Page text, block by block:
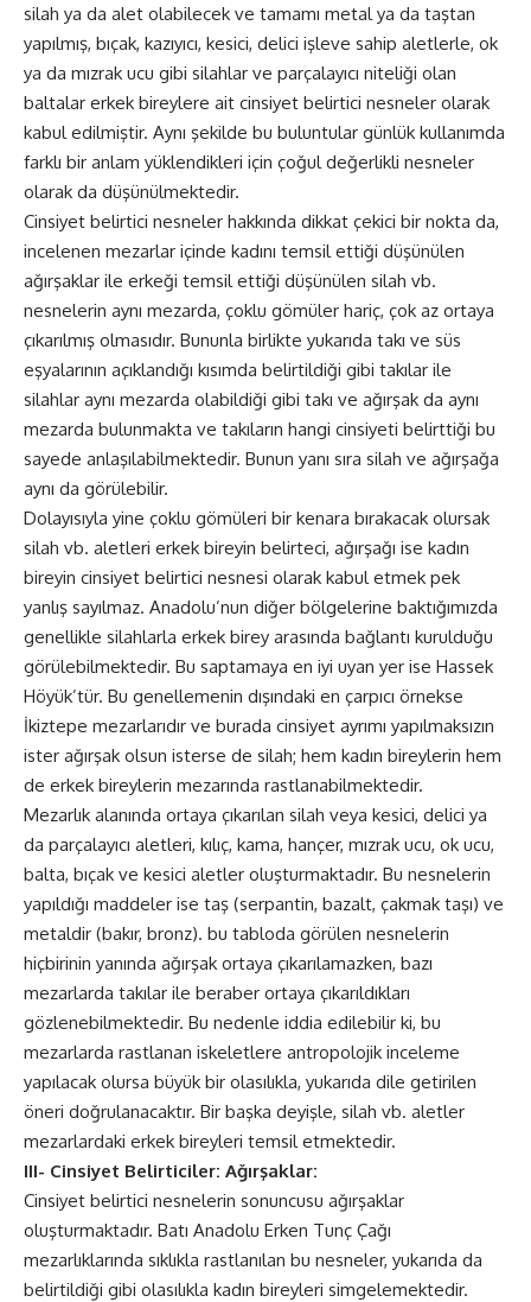
silah ya da alet olabilecek ve tamamı metal ya da taştan
yapılmış, bıçak, kazıyıcı, kesici, delici işleve sahip aletlerle, ok
ya da mızrak ucu gibi silahlar ve parçalayıcı niteliği olan
baltalar erkek bireylere ait cinsiyet belirtici nesneler olarak
kabul edilmiştir. Aynı şekilde bu buluntular günlük kullanımda
farklı bir anlam yüklendikleri için çoğul değerlikli nesneler
olarak da düşünülmektedir.
Cinsiyet belirtici nesneler hakkında dikkat çekici bir nokta da,
incelenen mezarlar içinde kadını temsil ettiği düşünülen
ağırşaklar ile erkeği temsil ettiği düşünülen silah vb.
nesnelerin aynı mezarda, çoklu gömüler hariç, çok az ortaya
çıkarılmış olmasıdır. Bununla birlikte yukarıda takı ve süs
eşyalarının açıklandığı kısımda belirtildiği gibi takılar ile
silahlar aynı mezarda olabildiği gibi takı ve ağırşak da aynı
mezarda bulunmakta ve takıların hangi cinsiyeti belirttiği bu
sayede anlaşılabilmektedir. Bunun yanı sıra silah ve ağırşağa
aynı da görülebilir.
Dolayısıyla yine çoklu gömüleri bir kenara bırakacak olursak
silah vb. aletleri erkek bireyin belirteci, ağırşağı ise kadın
bireyin cinsiyet belirtici nesnesi olarak kabul etmek pek
yanlış sayılmaz. Anadolu’nun diğer bölgelerine baktığımızda
genellikle silahlarla erkek birey arasında bağlantı kurulduğu
görülebilmektedir. Bu saptamaya en iyi uyan yer ise Hassek
Höyük’tür. Bu genellemenin dışındaki en çarpıcı örnekse
İkiztepe mezarlarıdır ve burada cinsiyet ayrımı yapılmaksızın
ister ağırşak olsun isterse de silah; hem kadın bireylerin hem
de erkek bireylerin mezarında rastlanabilmektedir.
Mezarlık alanında ortaya çıkarılan silah veya kesici, delici ya
da parçalayıcı aletleri, kılıç, kama, hançer, mızrak ucu, ok ucu,
balta, bıçak ve kesici aletler oluşturmaktadır. Bu nesnelerin
yapıldığı maddeler ise taş (serpantin, bazalt, çakmak taşı) ve
metaldir (bakır, bronz). bu tabloda görülen nesnelerin
hiçbirinin yanında ağırşak ortaya çıkarılamazken, bazı
mezarlarda takılar ile beraber ortaya çıkarıldıkları
gözlenebilmektedir. Bu nedenle iddia edilebilir ki, bu
mezarlarda rastlanan iskeletlere antropolojik inceleme
yapılacak olursa büyük bir olasılıkla, yukarıda dile getirilen
öneri doğrulanacaktır. Bir başka deyişle, silah vb. aletler
mezarlardaki erkek bireyleri temsil etmektedir.
III- Cinsiyet Belirticiler: Ağırşaklar:
Cinsiyet belirtici nesnelerin sonuncusu ağırşaklar
oluşturmaktadır. Batı Anadolu Erken Tunç Çağı
mezarlıklarında sıklıkla rastlanılan bu nesneler, yukarıda da
belirtildiği gibi olasılıkla kadın bireyleri simgelemektedir.